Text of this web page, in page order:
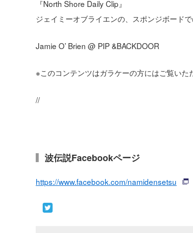
『North Shore Daily Clip』
ジェイミーオブライエンの、スポンジボードで
Jamie O’ Brien @ PIP &BACKDOOR
※このコンテンツはガラケーの方にはご覧いた
//
波伝説Facebookページ
https://www.facebook.com/namidensetsu